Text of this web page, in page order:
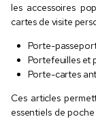
les accessoires
cartes de visite
Porte-
Portefeuilles et
Porte-cartes
Ces articles
essentiels de